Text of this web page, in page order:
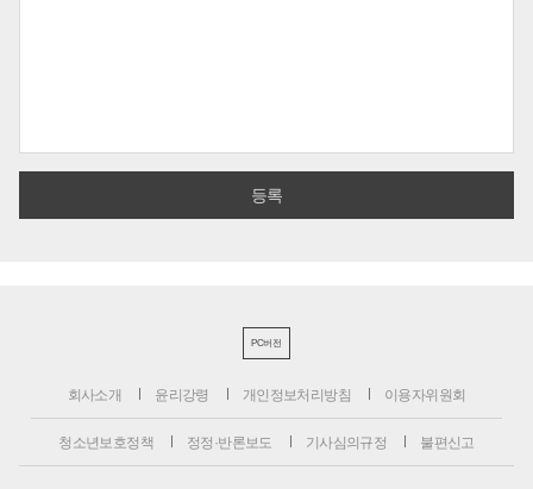
PC버전
회사소개 윤리강령 개인정보처리방침 이용자위원회
청소년보호정책 정정·반론보도 기사심의규정 불편신고